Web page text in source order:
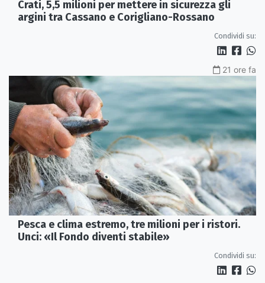
Crati, 5,5 milioni per mettere in sicurezza gli
argini tra Cassano e Corigliano-Rossano
Condividi su:
21 ore fa
Pesca e clima estremo, tre milioni per i ristori.
Unci: «Il Fondo diventi stabile»
Condividi su: